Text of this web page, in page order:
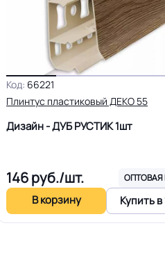
Срок службы
Устойчивость к
на роликовых ножках
Дизайн рисунка
Код: 66221
Плинтус пластиковый ДЕКО 55
Дизайн - ДУБ РУСТИК1шт
146руб./шт. ОПТОВАЯ
В корзину Купить в